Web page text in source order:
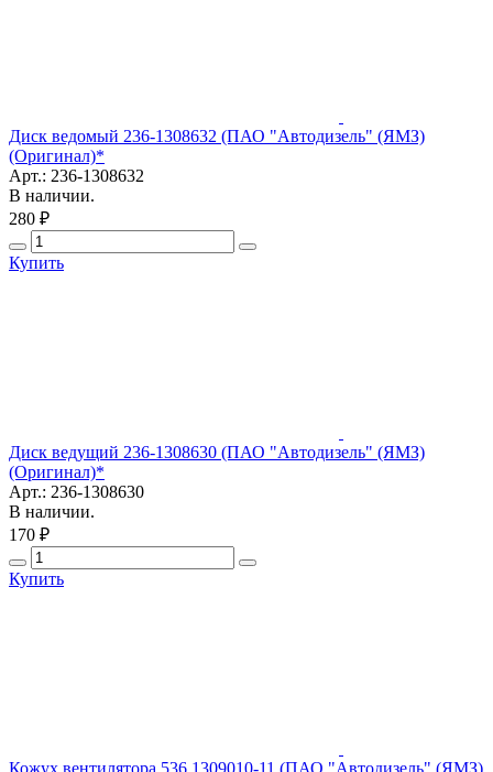
Диск ведомый 236-1308632 (ПАО "Автодизель" (ЯМЗ)
(Оригинал)*
Арт.: 236-1308632
В наличии.
280 ₽
Купить
Диск ведущий 236-1308630 (ПАО "Автодизель" (ЯМЗ)
(Оригинал)*
Арт.: 236-1308630
В наличии.
170 ₽
Купить
Кожух вентилятора 536.1309010-11 (ПАО "Автодизель" (ЯМЗ)